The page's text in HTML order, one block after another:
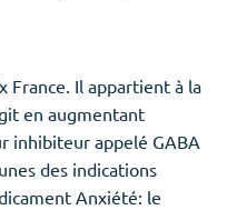
France. Il appartient à la
en augmentant
inhibiteur appelé GABA
des indications
Anxiété: le